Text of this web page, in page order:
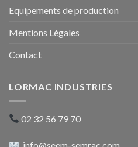
Equipements de production
Mentions Légales
Contact
LORMAC INDUSTRIES
02 32 56 79 70